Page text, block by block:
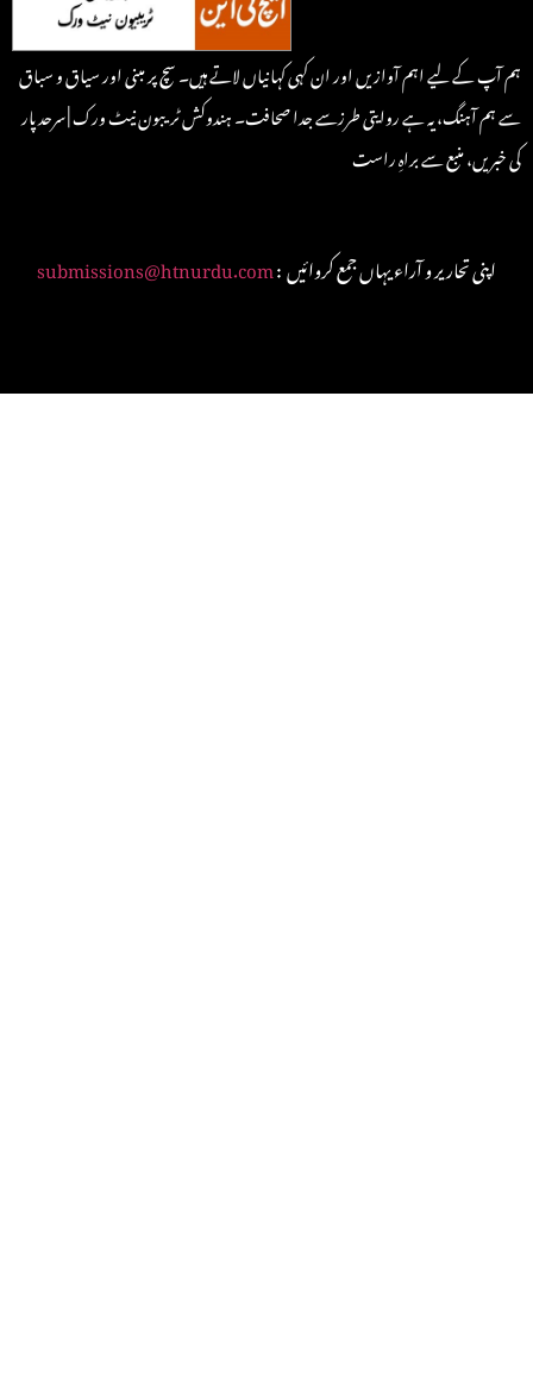
ہم آپ کے لیے اہم آوازیں اور ان کہی کہانیاں لاتے ہیں۔ سچ پر مبنی اور سیاق و سباق
سے ہم آہنگ، یہ ہے روایتی طرزسے جدا صحافت۔ ہندوکش ٹریبون نیٹ ورک | سرحد پار
کی خبریں، منبع سے براہِ راست
submissions@htnurdu.com : اپنی تحاریر و آراء یہاں جمع کروائیں